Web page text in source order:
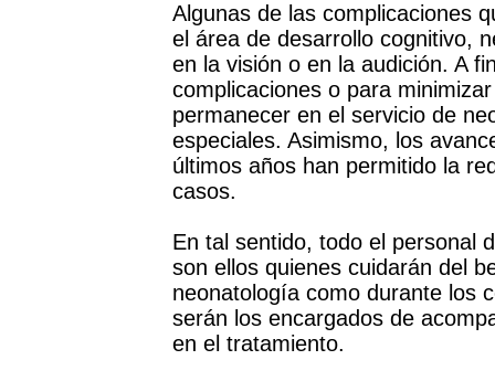
Algunas de las complicaciones
el área de desarrollo cognitivo,
en la visión o en la audición. A
complicaciones o para
permanecer en el servicio de
especiales. Asimismo, los
últimos años han permitido la
casos.
En tal sentido, todo el personal
son ellos quienes cuidarán del
neonatología como durante los
serán los encargados de
en el tratamiento.